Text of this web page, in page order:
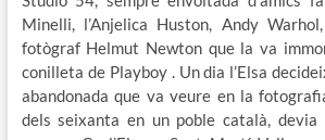
Minelli, l’Anjelica Huston, Andy
fotògraf Helmut Newton que la va
conilleta de Playboy . Un dia l’Elsa
abandonada que va veure en la
dels seixanta en un poble català,